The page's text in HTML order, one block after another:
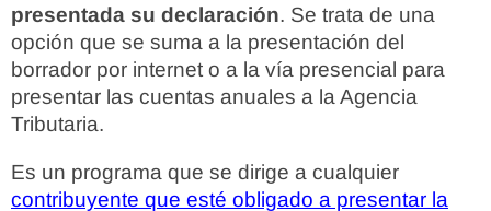
presentada su declaración. Se trata de una
opción que se suma a la presentación del
borrador por internet o a la vía presencial para
presentar las cuentas anuales a la Agencia
Tributaria.
Es un programa que se dirige a cualquier
contribuyente que esté obligado a presentar la